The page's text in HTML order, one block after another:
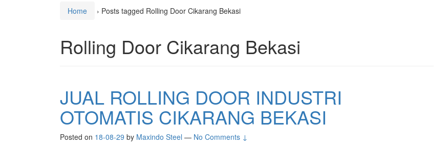
Home › Posts tagged Rolling Door Cikarang Bekasi
Rolling Door Cikarang Bekasi
JUAL ROLLING DOOR INDUSTRI
OTOMATIS CIKARANG BEKASI
Posted on 18-08-29 by Maxindo Steel — No Comments ↓